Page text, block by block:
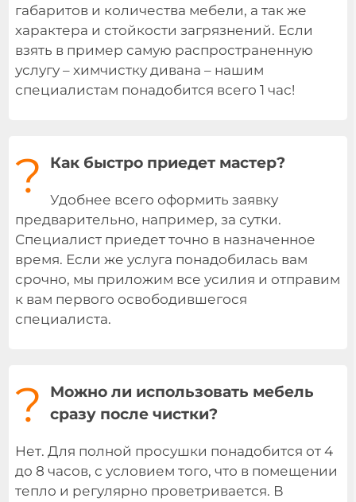
габаритов и количества мебели, а так же
характера и стойкости загрязнений. Если
взять в пример самую распространенную
услугу – химчистку дивана – нашим
специалистам понадобится всего 1 час!
? Как быстро приедет мастер?
Удобнее всего оформить заявку
предварительно, например, за сутки.
Специалист приедет точно в назначенное
время. Если же услуга понадобилась вам
срочно, мы приложим все усилия и отправим
к вам первого освободившегося
специалиста.
?
Можно ли использовать мебель
сразу после чистки?
Нет. Для полной просушки понадобится от 4
до 8 часов, с условием того, что в помещении
тепло и регулярно проветривается. В